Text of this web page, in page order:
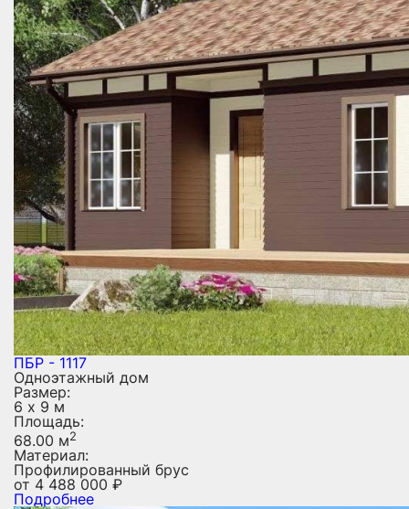
ПБР - 1117
Одноэтажный дом
Размер:
6 х 9 м
Площадь:
68.00 м2
Материал:
Профилированный брус
от 4 488 000 ₽
Подробнее